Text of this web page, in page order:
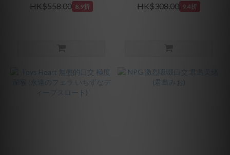
HK$558.00 8.9折
HK$308.00 9.4折